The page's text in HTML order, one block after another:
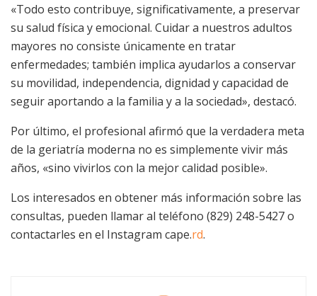
«Todo esto contribuye, significativamente, a preservar
su salud física y emocional. Cuidar a nuestros adultos
mayores no consiste únicamente en tratar
enfermedades; también implica ayudarlos a conservar
su movilidad, independencia, dignidad y capacidad de
seguir aportando a la familia y a la sociedad», destacó.
Por último, el profesional afirmó que la verdadera meta
de la geriatría moderna no es simplemente vivir más
años, «sino vivirlos con la mejor calidad posible».
Los interesados en obtener más información sobre las
consultas, pueden llamar al teléfono (829) 248-5427 o
contactarles en el Instagram cape.rd.